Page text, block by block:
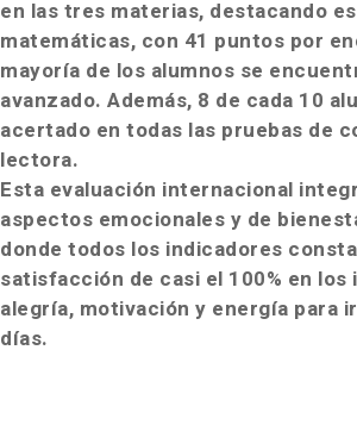
en las tres materias, destacando
matemáticas, con 41 puntos por
mayoría de los alumnos se
avanzado. Además, 8 de cada 10
acertado en todas las pruebas de
lectora.
Esta evaluación internacional
aspectos emocionales y de
donde todos los indicadores
satisfacción de casi el 100% en los
alegría, motivación y energía para
días.